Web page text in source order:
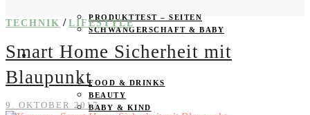
PRODUKTTEST – SEITEN
SCHWANGERSCHAFT & BABY
PRODUKTTESTER GESUCHT
FOOD & DRINKS
BEAUTY
BABY & KIND
TECHNIK / LIFESTYLE
Smart Home Sicherheit mit
Blaupunkt
9. OKTOBER 2017